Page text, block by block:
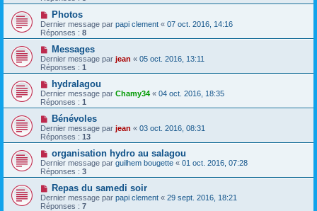
Photos
Dernier message par papi clement « 07 oct. 2016, 14:16
Réponses : 8
Messages
Dernier message par jean « 05 oct. 2016, 13:11
Réponses : 1
hydralagou
Dernier message par Chamy34 « 04 oct. 2016, 18:35
Réponses : 1
Bénévoles
Dernier message par jean « 03 oct. 2016, 08:31
Réponses : 13
organisation hydro au salagou
Dernier message par guilhem bougette « 01 oct. 2016, 07:28
Réponses : 3
Repas du samedi soir
Dernier message par papi clement « 29 sept. 2016, 18:21
Réponses : 7